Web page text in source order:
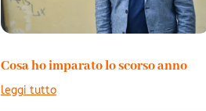
Cosa ho imparato lo scorso anno
leggi tutto